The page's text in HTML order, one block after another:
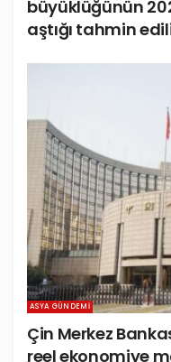
büyüklüğünün
aştığı tahmin
ASYA GÜNDEMI
Çin Merkez
reel ekonomiye